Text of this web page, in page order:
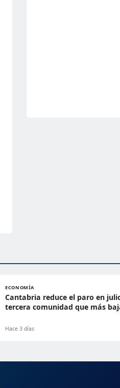
ECONOMÍA
Cantabria reduce el paro en
tercera comunidad que más
Hace 3 días